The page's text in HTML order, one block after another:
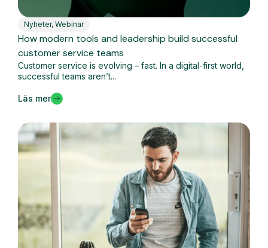
Nyheter, Webinar
How modern tools and leadership build successful
customer service teams
Customer service is evolving – fast. In a digital-first world,
successful teams aren’t...
Läs mer